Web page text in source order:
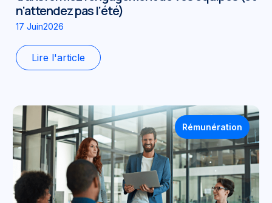
n’attendez pas l’été)
17 Juin2026
Lire l'article
Rémunération